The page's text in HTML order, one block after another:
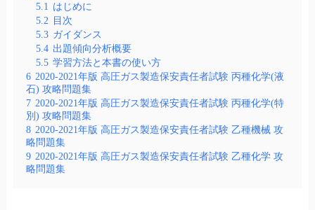
5.1 はじめに
5.2 目次
5.3 ガイダンス
5.4 出題傾向分析概要
5.5 学習方法と本書の使い方
6 2020-2021年版 高圧ガス製造保安責任者試験 丙種化学(液
石) 攻略問題集
7 2020-2021年版 高圧ガス製造保安責任者試験 丙種化学(特
別) 攻略問題集
8 2020-2021年版 高圧ガス製造保安責任者試験 乙種機械 攻
略問題集
9 2020-2021年版 高圧ガス製造保安責任者試験 乙種化学 攻
略問題集